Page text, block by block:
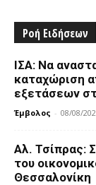
Ροή Ειδήσεων
ΙΣΑ: Να
καταχώριση
εξετάσεων
Έμβολος - 08/08/
Αλ. Τσίπρας:
του
Θεσσαλονίκη